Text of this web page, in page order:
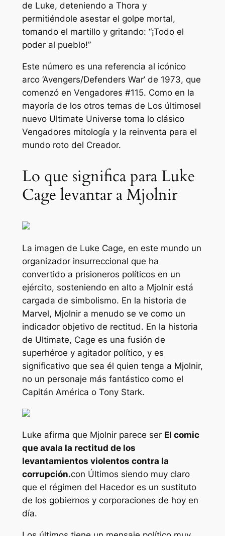
de Luke, deteniendo a Thora y
permitiéndole asestar el golpe mortal,
tomando el martillo y gritando: “¡Todo el
poder al pueblo!”
Este número es una referencia al icónico
arco ‘Avengers/Defenders War’ de 1973, que
comenzó en Vengadores #115. Como en la
mayoría de los otros temas de Los últimosel
nuevo Ultimate Universe toma lo clásico
Vengadores mitología y la reinventa para el
mundo roto del Creador.
Lo que significa para Luke
Cage levantar a Mjolnir
La imagen de Luke Cage, en este mundo un
organizador insurreccional que ha
convertido a prisioneros políticos en un
ejército, sosteniendo en alto a Mjolnir está
cargada de simbolismo. En la historia de
Marvel, Mjolnir a menudo se ve como un
indicador objetivo de rectitud. En la historia
de Ultimate, Cage es una fusión de
superhéroe y agitador político, y es
significativo que sea él quien tenga a Mjolnir,
no un personaje más fantástico como el
Capitán América o Tony Stark.
Luke afirma que Mjolnir parece ser El comic
que avala la rectitud de los
levantamientos violentos contra la
corrupción.con Últimos siendo muy claro
que el régimen del Hacedor es un sustituto
de los gobiernos y corporaciones de hoy en
día.